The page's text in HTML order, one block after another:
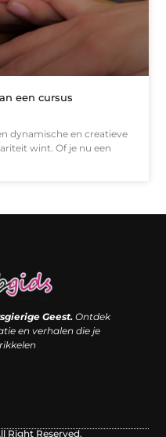
een cursus
dynamische en creatieve
wint. Of je nu een
Geest. Ontdek
en verhalen die je
Right Reserved.